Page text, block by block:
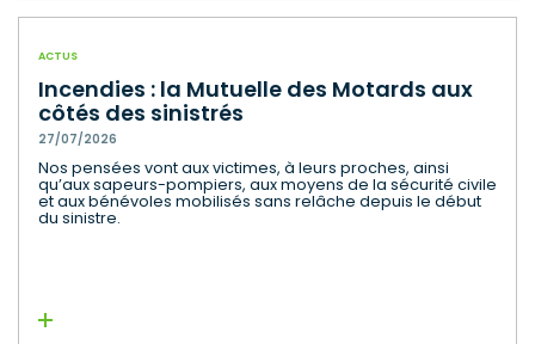
ACTUS
Incendies : la Mutuelle des Motards aux
côtés des sinistrés
27/07/2026
Nos pensées vont aux victimes, à leurs proches, ainsi
qu’aux sapeurs-pompiers, aux moyens de la sécurité civile
et aux bénévoles mobilisés sans relâche depuis le début
du sinistre.
Lire la suite